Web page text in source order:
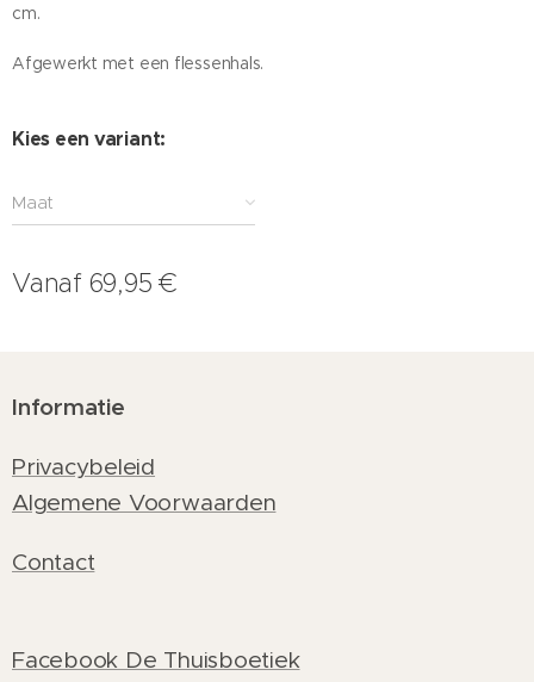
cm.
Afgewerkt met een flessenhals.
Kies een variant:
Maat
Vanaf 69,95 €
Informatie
Privacybeleid
Algemene Voorwaarden
Contact
Facebook De Thuisboetiek